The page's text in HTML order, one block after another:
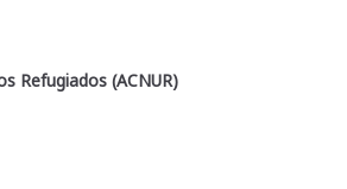
Refugiados (ACNUR)